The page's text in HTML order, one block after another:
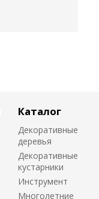
Каталог
Декоративные
деревья
Декоративные
кустарники
Инструмент
Многолетние